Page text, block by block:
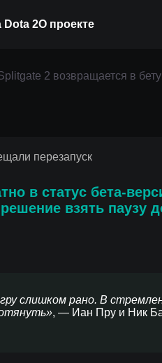
Dota 2О проекте
2 возвращается в
—
в статус бета-
взять паузу
слишком рано. В
, — Иан Пру и Ник